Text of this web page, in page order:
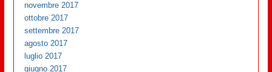
novembre 2017
ottobre 2017
settembre 2017
agosto 2017
luglio 2017
giugno 2017